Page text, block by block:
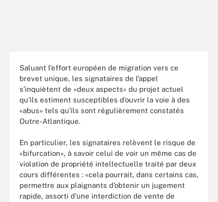
Saluant l’effort européen de migration vers ce
brevet unique, les signataires de l’appel
s’inquiètent de «deux aspects» du projet actuel
qu’ils estiment susceptibles d’ouvrir la voie à des
«abus» tels qu’ils sont régulièrement constatés
Outre-Atlantique.
En particulier, les signataires relèvent le risque de
«bifurcation», à savoir celui de voir un même cas de
violation de propriété intellectuelle traité par deux
cours différentes : «cela pourrait, dans certains cas,
permettre aux plaignants d’obtenir un jugement
rapide, assorti d’une interdiction de vente de